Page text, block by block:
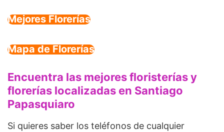
Mejores Florerías
Mapa de Florerías
Encuentra las mejores floristerías y
florerías localizadas en Santiago
Papasquiaro
Si quieres saber los teléfonos de cualquier